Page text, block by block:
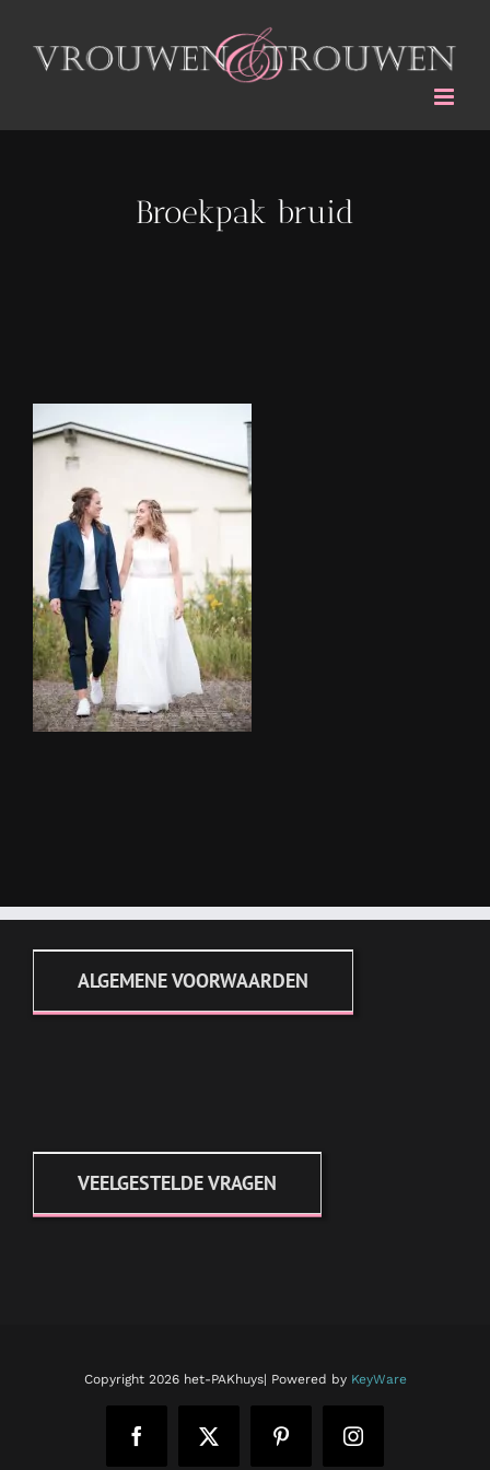
naar
inhoud
Broekpak bruid
ALGEMENE VOORWAARDEN
VEELGESTELDE VRAGEN
Copyright 2026 het-PAKhuys| Powered by KeyWare
FacebookX PinterestInstagram